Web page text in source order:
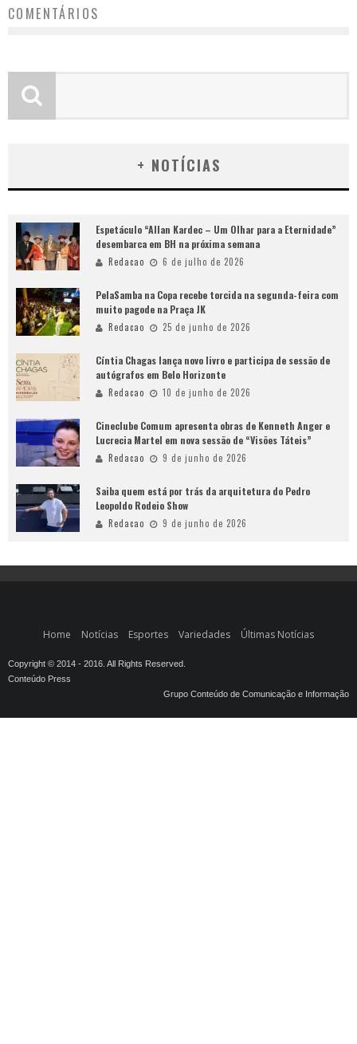
COMENTÁRIOS
+ NOTÍCIAS
Espetáculo “Allan Kardec – Um Olhar para a Eternidade”
desembarca em BH na próxima semana
Redacao 6 de julho de 2026
PelaSamba na Copa recebe torcida na segunda-feira com
muito pagode na Praça JK
Redacao 25 de junho de 2026
Cíntia Chagas lança novo livro e participa de sessão de
autógrafos em Belo Horizonte
Redacao 10 de junho de 2026
Cineclube Comum apresenta obras de Kenneth Anger e
Lucrecia Martel em nova sessão de “Visões Táteis”
Redacao 9 de junho de 2026
Saiba quem está por trás da arquitetura do Pedro
Leopoldo Rodeio Show
Redacao 9 de junho de 2026
Home Notícias Esportes Variedades Últimas Notícias
Copyright © 2014 - 2016. All Rights Reserved.
Conteúdo Press
Grupo Conteúdo de Comunicação e Informação